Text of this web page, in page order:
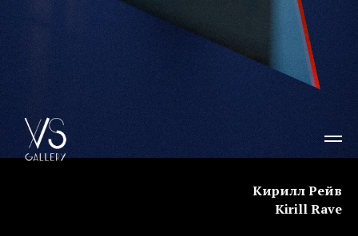
Кирилл Рейв
Kirill Rave